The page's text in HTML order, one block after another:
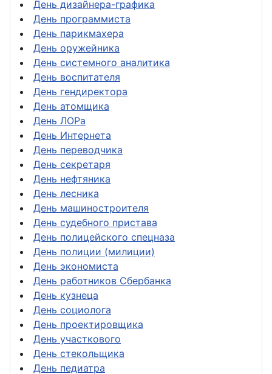
День дизайнера-графика
День программиста
День парикмахера
День оружейника
День системного аналитика
День воспитателя
День гендиректора
День атомщика
День ЛОРа
День Интернета
День переводчика
День секретаря
День нефтяника
День лесника
День машиностроителя
День судебного пристава
День полицейского спецназа
День полиции (милиции)
День экономиста
День работников Сбербанка
День кузнеца
День социолога
День проектировщика
День участкового
День стекольщика
День педиатра